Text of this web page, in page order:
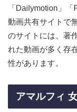
「Dailymotion」
動画共有サイトで
のサイトには、著
れた動画が多く存
性があります。
アマルフィ